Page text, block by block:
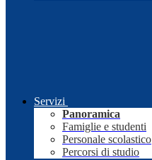
Servizi
Panoramica
Famiglie e studenti
Personale scolastico
Percorsi di studio